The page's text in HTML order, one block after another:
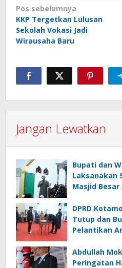
Navigasi
pos
Pos sebelumnya
KKP Tergetkan Lulusan
Sekolah Vokasi Jadi
Wirausaha Baru
Jangan Lewatkan
Bupati dan
Laksanakan
Masjid Besar
DPRD
Tutup dan
Pelantikan
Abdullah
Peringatan